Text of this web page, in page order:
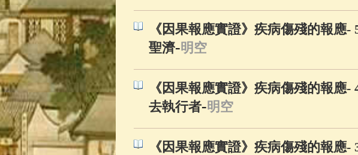
《因果報應實證》疾病傷殘的報應
聖濟-明空
《因果報應實證》疾病傷殘的報應
去執行者-明空
《因果報應實證》疾病傷殘的報應